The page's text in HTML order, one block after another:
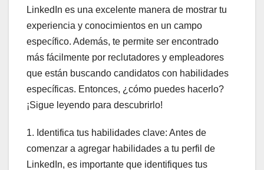
LinkedIn es una excelente manera de mostrar tu
experiencia y conocimientos en un campo
específico. Además, te permite ser encontrado
más fácilmente por reclutadores y empleadores
que están buscando candidatos con habilidades
específicas. Entonces, ¿cómo puedes hacerlo?
¡Sigue leyendo para descubrirlo!
1. Identifica tus habilidades clave: Antes de
comenzar a agregar habilidades a tu perfil de
LinkedIn, es importante que identifiques tus